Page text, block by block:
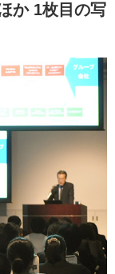
か 1枚目の写